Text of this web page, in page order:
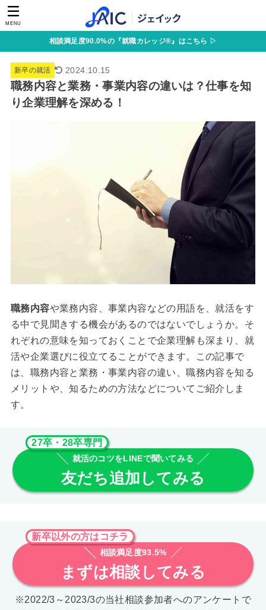
MENU
相談満足度90.0%の『就職カレッジ®』はこちら ▷
新卒の就活 2024.10.15
職務内容と業務・事業内容の違いは？仕事を知
り企業理解を深める！
職務内容や業務内容、事業内容などの用語を、就活をす
る中で見聞きする機会があるのではないでしょうか。そ
れぞれの意味を知っておくことで企業理解も深まり、就
活や企業選びに役立てることができます。この記事で
は、職務内容と業務・事業内容の違い、職務内容を知る
メリットや、知るための方法などについてご紹介しま
す。
27卒・28卒専門
就活のコツをLINEで聞いてみる
友だち追加してみる
新卒以外の方はコチラ
相談満足度93.5%
まずは相談してみる
※2022/3～2023/3の当社相談参加者へのアンケートで